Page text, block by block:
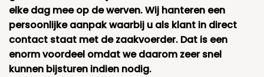
elke dag mee op de werven. Wij hanteren een
persoonlijke aanpak waarbij u als klant in direct
contact staat met de zaakvoerder. Dat is een
enorm voordeel omdat we daarom zeer snel
kunnen bijsturen indien nodig.